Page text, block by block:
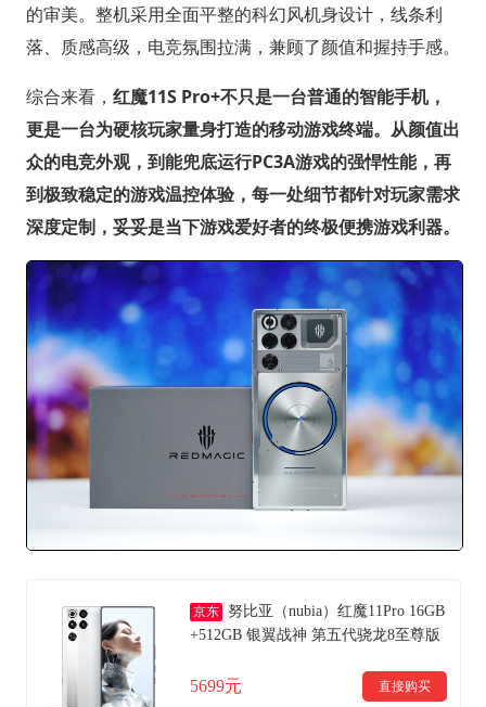
的审美。整机采用全面平整的科幻风机身设计，线条利
落、质感高级，电竞氛围拉满，兼顾了颜值和握持手感。
综合来看， 红魔11S Pro+不只是一台普通的智能手机，
更是一台为硬核玩家量身打造的移动游戏终端。从颜值出
众的电竞外观，到能兜底运行PC3A游戏的强悍性能，再
到极致稳定的游戏温控体验，每一处细节都针对玩家需求
深度定制，妥妥是当下游戏爱好者的终极便携游戏利器。
京东
努比亚（nubia）红魔11Pro 16GB
+512GB 银翼战神 第五代骁龙8至尊版
购更安心】
5699元 直接购买